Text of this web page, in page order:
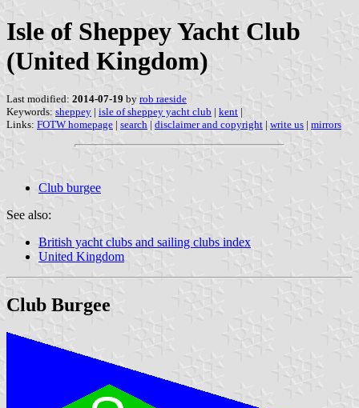
Isle of Sheppey Yacht Club
(United Kingdom)
Last modified: 2014-07-19 by rob raeside
Keywords: sheppey | isle of sheppey yacht club | kent |
Links: FOTW homepage | search | disclaimer and copyright | write us | mirrors
Club burgee
See also:
British yacht clubs and sailing clubs index
United Kingdom
Club Burgee